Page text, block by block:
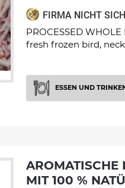
FIRMA NICHT
PROCESSED
fresh frozen bird,
ESSEN UND
AROMATISCHE KRÄUTER UND GEWÜRZE
MIT 100 %